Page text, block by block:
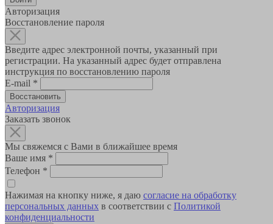
Авторизация
Восстановление пароля
Введите адрес электронной почты, указанный при
регистрации. На указанный адрес будет отправлена
инструкция по восстановлению пароля
E-mail *
Авторизация
Заказать звонок
Мы свяжемся с Вами в ближайшее время
Ваше имя *
Телефон *
Нажимая на кнопку ниже, я даю согласие на обработку
персональных данных в соответствии с Политикой
конфиденциальности